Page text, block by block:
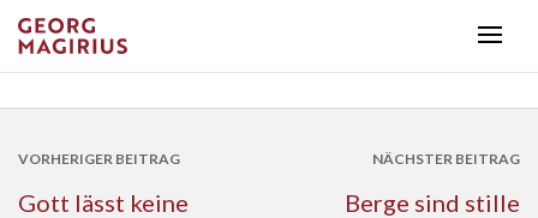
VORHERIGER BEITRAG
Gott lässt keine
NÄCHSTER BEITRAG
Berge sind stille